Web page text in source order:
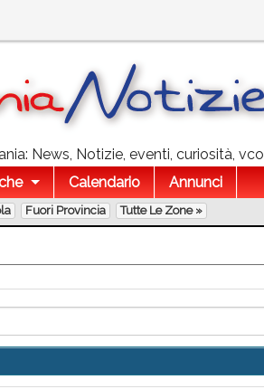
News, Notizie, eventi, curiosità, vco
Calendario Annunci
Fuori Provincia Tutte Le Zone »